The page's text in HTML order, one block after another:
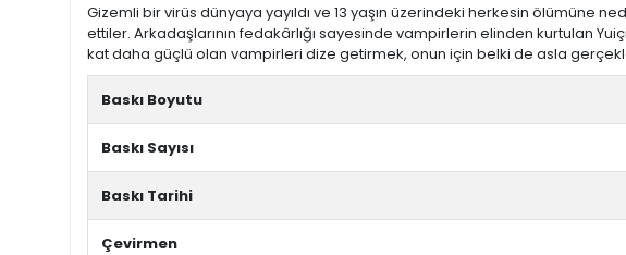
Gizemli bir virüs dünyaya yayıldı ve 13 yaşın üzerindeki herkesin ölümüne
ettiler. Arkadaşlarının fedakârlığı sayesinde vampirlerin elinden kurtulan
kat daha güçlü olan vampirleri dize getirmek, onun için belki de asla
Baskı Boyutu
Baskı Sayısı
Baskı Tarihi
Çevirmen